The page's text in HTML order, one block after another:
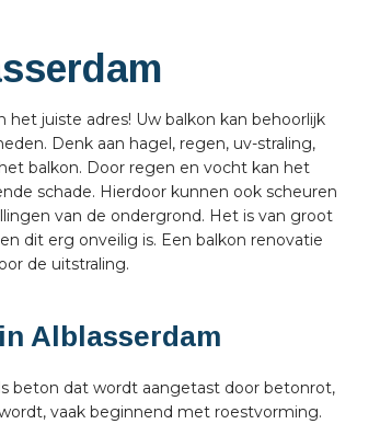
het juiste adres! Uw balkon kan behoorlijk
Denk aan hagel, regen, uv-straling,
balkon. Door regen en vocht kan het
schade. Hierdoor kunnen ook scheuren
van de ondergrond. Het is van groot
dit erg onveilig is. Een balkon renovatie
de uitstraling.
Alblasserdam
beton dat wordt aangetast door betonrot,
vaak beginnend met roestvorming.